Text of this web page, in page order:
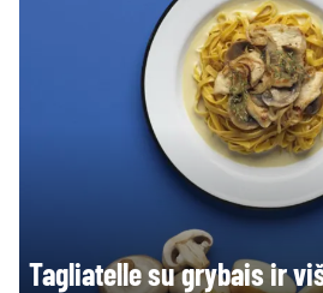
Tagliatelle su grybais ir